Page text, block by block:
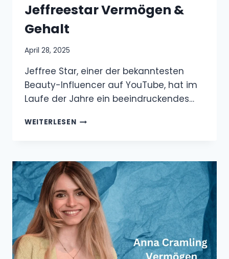
Jeffreestar Vermögen &
Gehalt
April 28, 2025
Jeffree Star, einer der bekanntesten
Beauty-Influencer auf YouTube, hat im
Laufe der Jahre ein beeindruckendes…
WEITERLESENJEFFREESTAR